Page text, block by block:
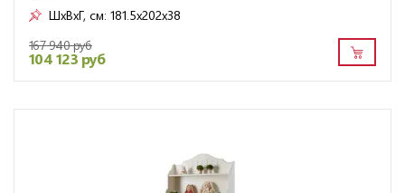
ШxВxГ, см: 181.5x202x38
167 940 руб
104 123 руб